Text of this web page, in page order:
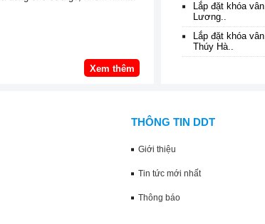
Xem thêm
Lắp đặt khóa
Lương..
Lắp đặt khóa
Thúy Hà..
THÔNG TIN DDT
Giới thiệu
Tin tức mới nhất
Thông báo